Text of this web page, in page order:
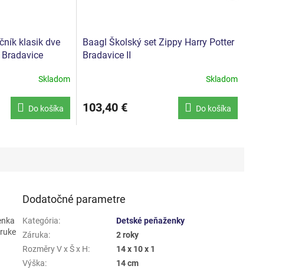
klasik dve
Skladom
Do košíka
Baagl Školský set Zippy Harry Potter
Bradavice II
Skladom
103,40 € Do košíka
Dodatočné parametre
Kategória:
Detské peňaženky
Záruka:
2 roky
Rozměry V x Š x H:
14 x 10 x 1
Výška:
14 cm